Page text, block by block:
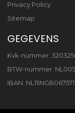
Privacy Policy
Sitemap
GEGEVENS
Kvk-nummer:
BTW-nummer:
IBAN: